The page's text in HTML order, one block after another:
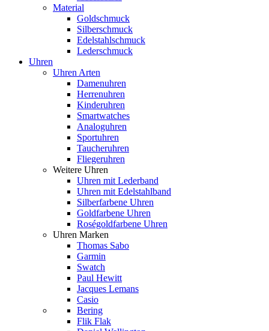
Material
Goldschmuck
Silberschmuck
Edelstahlschmuck
Lederschmuck
Uhren
Uhren Arten
Damenuhren
Herrenuhren
Kinderuhren
Smartwatches
Analoguhren
Sportuhren
Taucheruhren
Fliegeruhren
Weitere Uhren
Uhren mit Lederband
Uhren mit Edelstahlband
Silberfarbene Uhren
Goldfarbene Uhren
Roségoldfarbene Uhren
Uhren Marken
Thomas Sabo
Garmin
Swatch
Paul Hewitt
Jacques Lemans
Casio
Bering
Flik Flak